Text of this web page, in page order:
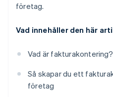
företag.
Vad innehåller den här
Vad är fakturakontering?
Så skapar du ett
företag